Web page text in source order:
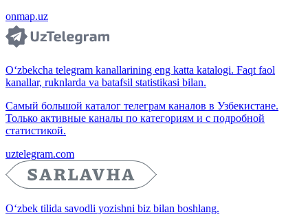
onmap.uz
O‘zbekcha telegram kanallarining eng katta katalogi. Faqt faol
kanallar, ruknlarda va batafsil statistikasi bilan.
Самый большой каталог телеграм каналов в Узбекистане.
Только активные каналы по категориям и с подробной
статистикой.
uztelegram.com
O‘zbek tilida savodli yozishni biz bilan boshlang.